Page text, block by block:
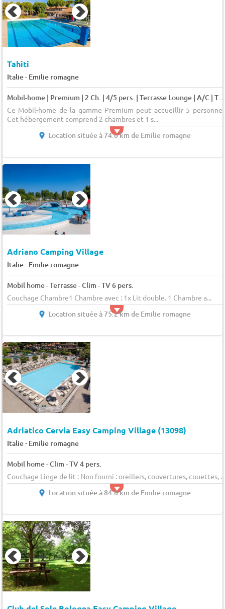
Tahiti
Italie- Emilie romagne
Mobil-home | Premium | 2 Ch. | 4/5 pers. | Terrasse Lounge | A/C | TV 5 pers.
Ce Mobil-home de la gamme Premium peut accueillir 5
Cet hébergement comprend 2 chambres et 1 s...
Location située à 74.6 km de Emilie romagne
Adriano Camping Village
Italie- Emilie romagne
Mobil home - Terrasse - Clim - TV 6 pers.
Couchage Chambre1 Chambre avec : 1x Lit double. 1 Chambre a...
Location située à 75.2 km de Emilie romagne
Adriatico Cervia Easy Camping Village (13098)
Italie- Emilie romagne
Mobil home - Clim - TV 4 pers.
Couchage Linge de lit : Non fourni : oreillers, couvertures, couettes, ...
Location située à 84.8 km de Emilie romagne